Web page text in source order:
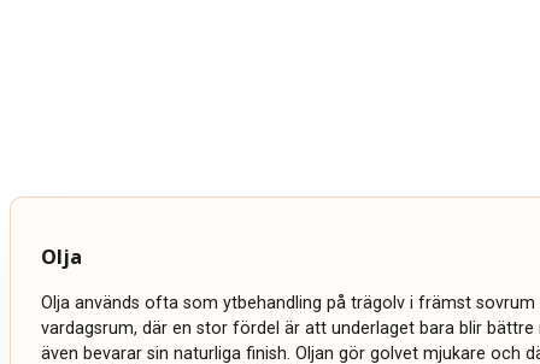
Olja
Olja används ofta som ytbehandling på trägolv i främst sovrum
vardagsrum, där en stor fördel är att underlaget bara blir
även bevarar sin naturliga finish. Oljan gör golvet mjukare och